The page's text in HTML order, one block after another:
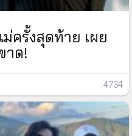
ครั้งสุดท้าย เผย
าด!
: 4734